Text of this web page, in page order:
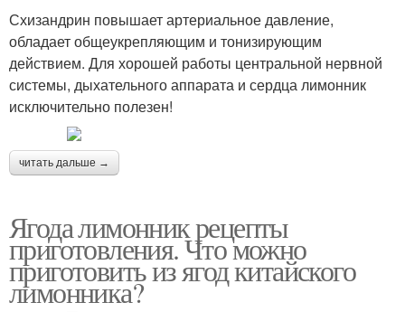
Схизандрин повышает артериальное давление,
обладает общеукрепляющим и тонизирующим
действием. Для хорошей работы центральной нервной
системы, дыхательного аппарата и сердца лимонник
исключительно полезен!
читать дальше →
Ягода лимонник рецепты
приготовления. Что можно
приготовить из ягод китайского
лимонника?